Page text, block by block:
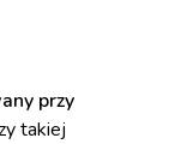
przy
takiej